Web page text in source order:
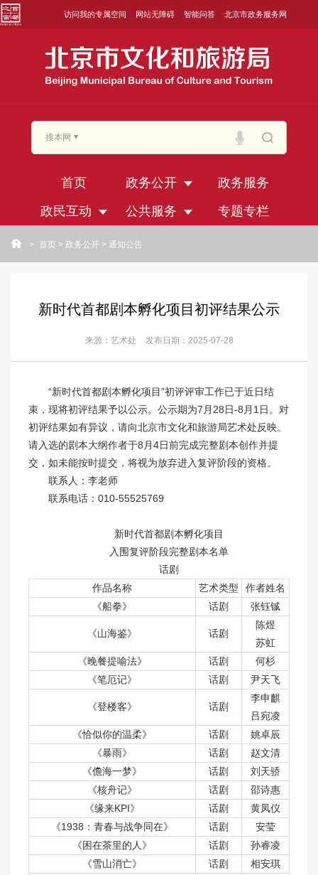
访问我的专属空间 网站无障碍 智能问答 北京市政务服务网
搜本网
首页 政务公开
政务服务
政民互动
公共服务 专题专栏
> 首页 > 政务公开 > 通知公告
新时代首都剧本孵化项目初评结果公示
来源：艺术处 发布日期：2025-07-28
“新时代首都剧本孵化项目”初评评审工作已于近日结
束，现将初评结果予以公示。公示期为7月28日-8月1日。对
初评结果如有异议，请向北京市文化和旅游局艺术处反映。
请入选的剧本大纲作者于8月4日前完成完整剧本创作并提
交，如未能按时提交，将视为放弃进入复评阶段的资格。
联系人：李老师
联系电话：010-55525769
新时代首都剧本孵化项目
入围复评阶段完整剧本名单
话剧
作品名称
艺术类型
作者姓名
《船拳》
话剧 张钰铖
《山海鉴》 话剧
陈煜
苏虹
《晚餐提喻法》
话剧
何杉
《笔厄记》
话剧 尹天飞
《登楼客》 话剧
李申麒
吕宛凌
《恰似你的温柔》
话剧
姚卓辰
《暴雨》
话剧
赵文清
《儋海一梦》
话剧
刘天骄
《核舟记》
话剧
邵诗惠
《缘来KPI》
话剧
黄凤仪
《1938：青春与战争同在》
话剧
安莹
《困在茶里的人》
话剧
孙睿凌
《雪山消亡》
话剧
相安琪